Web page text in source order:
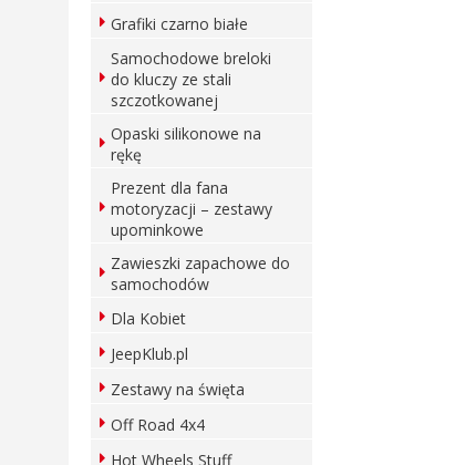
Grafiki czarno białe
Samochodowe breloki
do kluczy ze stali
szczotkowanej
Opaski silikonowe na
rękę
Prezent dla fana
motoryzacji – zestawy
upominkowe
Zawieszki zapachowe do
samochodów
Dla Kobiet
JeepKlub.pl
Zestawy na święta
Off Road 4x4
Hot Wheels Stuff